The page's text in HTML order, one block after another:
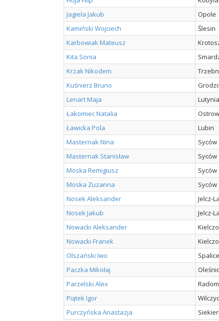
Jagiela Jakub
Opole
Kamiński Wojciech
Ślesin
Karbowiak Mateusz
Kita Sonia
Krzak Nikodem
Kuśnierz Bruno
Lenart Maja
Lutynia
Łakomiec Natalia
Ławicka Pola
Lubin
Masternak Nina
Syców
Masternak Stanisław
Syców
Moska Remigiusz
Syców
Moska Zuzanna
Syców
Nosek Aleksander
Jelcz-
Nosek Jakub
Jelcz-
Nowacki Aleksander
Nowacki Franek
Olszański Iwo
Spalice
Paczka Mikołaj
Parzelski Alex
Radom
Piątek Igor
Purczyńska Anastazja